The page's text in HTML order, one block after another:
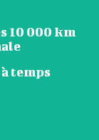
10 000 km
temps